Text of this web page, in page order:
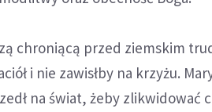
chroniącą przed ziemskim
i nie zawisłby na krzyżu.
na świat, żeby zlikwidować